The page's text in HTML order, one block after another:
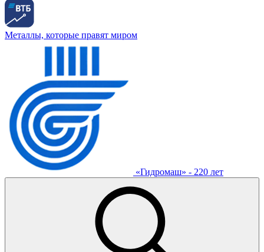
Металлы, которые правят миром
«Гидромаш» - 220 лет